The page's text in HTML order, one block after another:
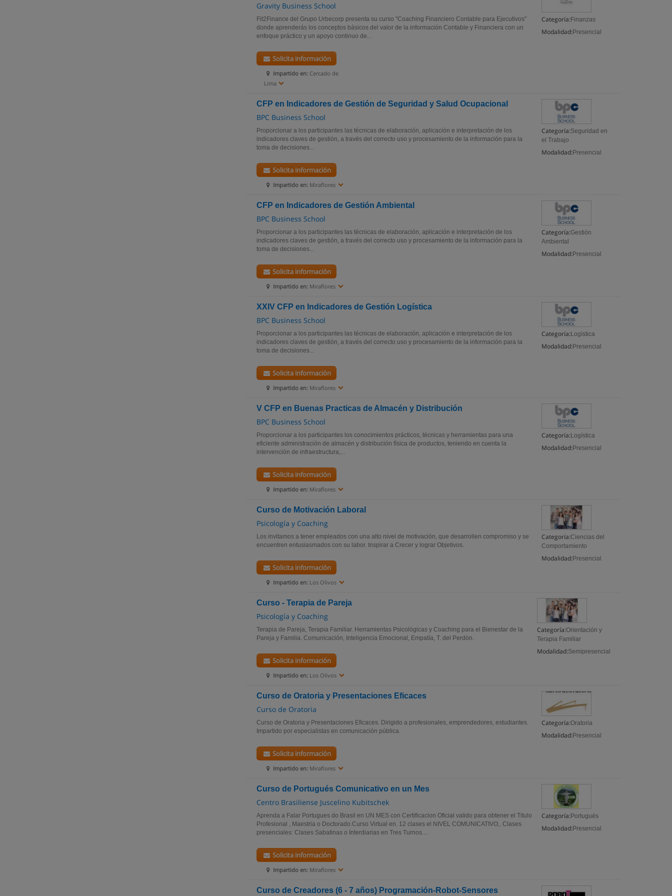
Gravity Business School
Categoría: Finanzas
Modalidad: Presencial
Fit2Finance del Grupo Urbecorp presenta su curso "Coaching Financiero Contable para Ejecutivos"
donde aprenderás los conceptos básicos del valor de la información Contable y Financiera con un
enfoque práctico y un apoyo continuo de...
Impartido en: Cercado de
Lima
Solicita información
CFP en Indicadores de Gestión de Seguridad y Salud Ocupacional
BPC Business School
Categoría:Seguridad en
el Trabajo
Modalidad: Presencial
Proporcionar a los participantes las técnicas de elaboración, aplicación e interpretación de los
indicadores claves de gestión, a través del correcto uso y procesamiento de la información para la
toma de decisiones...
Impartido en: Miraflores
Solicita información
CFP en Indicadores de Gestión Ambiental
BPC Business School
Categoría:Gestión
Ambiental
Modalidad: Presencial
Proporcionar a los participantes las técnicas de elaboración, aplicación e interpretación de los
indicadores claves de gestión, a través del correcto uso y procesamiento de la información para la
toma de decisiones...
Impartido en: Miraflores
Solicita información
XXIV CFP en Indicadores de Gestión Logística
BPC Business School
Categoría: Logística
Modalidad: Presencial
Proporcionar a los participantes las técnicas de elaboración, aplicación e interpretación de los
indicadores claves de gestión, a través del correcto uso y procesamiento de la información para la
toma de decisiones...
Impartido en: Miraflores
Solicita información
V CFP en Buenas Practicas de Almacén y Distribución
BPC Business School
Categoría: Logística
Modalidad: Presencial
Proporcionar a los participantes los conocimientos prácticos, técnicas y herramientas para una
eficiente administración de almacén y distribución física de productos, teniendo en cuenta la
intervención de infraestructura,...
Impartido en: Miraflores
Solicita información
Curso de Motivación Laboral
Psicología y Coaching
Categoría:Ciencias del
Comportamiento
Modalidad: Presencial
Los invitamos a tener empleados con una alto nivel de motivación, que desarrollen compromiso y se
encuentren entusiasmados con su labor. Inspirar a Crecer y lograr Objetivos.
Impartido en: Los Olivos
Solicita información
Curso - Terapia de Pareja
Psicología y Coaching
Categoría:Orientación y
Terapia Familiar
Modalidad:Semipresencial
Terapia de Pareja, Terapia Familiar. Herramientas Psicológicas y Coaching para el Bienestar de la
Pareja y Familia. Comunicación, Inteligencia Emocional, Empatía, T. del Perdón.
Impartido en: Los Olivos
Solicita información
Curso de Oratoria y Presentaciones Eficaces
Curso de Oratoria
Categoría:Oratoria
Modalidad: Presencial
Curso de Oratoria y Presentaciones Eficaces. Dirigido a profesionales, emprendedores, estudiantes.
Impartido por especialistas en comunicación pública.
Impartido en: Miraflores
Solicita información
Curso de Portugués Comunicativo en un Mes
Centro Brasiliense Juscelino Kubitschek
Categoría: Portugués
Modalidad: Presencial
Aprenda a Falar Portugues do Brasil en UN MES con Certificacion Oficial valido para obtener el Titulo
Profesional , Maestria o Doctorado.Curso Virtual en. 12 clases el NIVEL COMUNICATIVO,. Clases
presenciales: Clases Sabatinas o Interdiarias en Tres Turnos....
Impartido en: Miraflores
Solicita información
Curso de Creadores (6 - 7 años) Programación-Robot-Sensores